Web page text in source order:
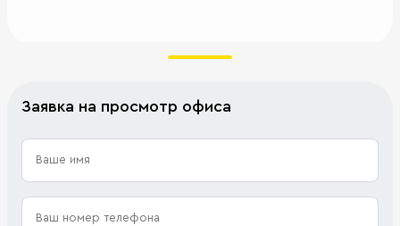
Заявка на просмотр офиса